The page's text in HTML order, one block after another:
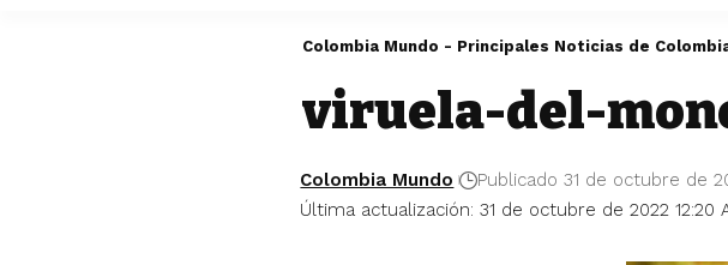
Colombia Mundo - Principales Noticias de
viruela-del-
Última actualización: 31 de octubre de 2022 12:20
Colombia Mundo Publicado 31 de octubre de